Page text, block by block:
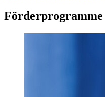
Förderprogramme